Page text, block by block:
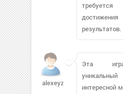
результатов.
alexeyzim
Эта
интересной